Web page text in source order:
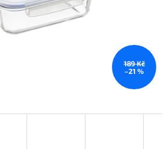
189 Kč
–21 %